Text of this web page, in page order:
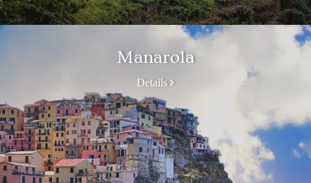
Manarola
Details